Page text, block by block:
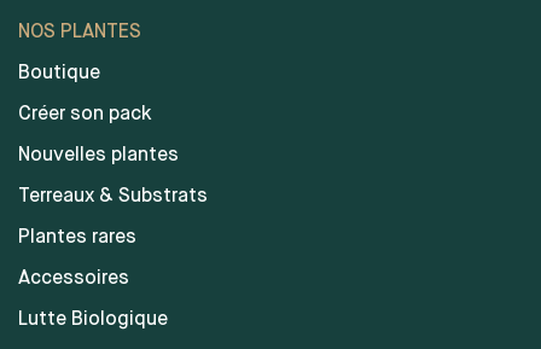
NOS PLANTES
Boutique
Créer son pack
Nouvelles plantes
Terreaux & Substrats
Plantes rares
Accessoires
Lutte Biologique